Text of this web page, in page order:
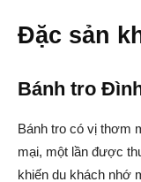
Đặc sản
Bánh tro
Bánh tro có vị thơm
mại, một lần được
khiến du khách nhớ